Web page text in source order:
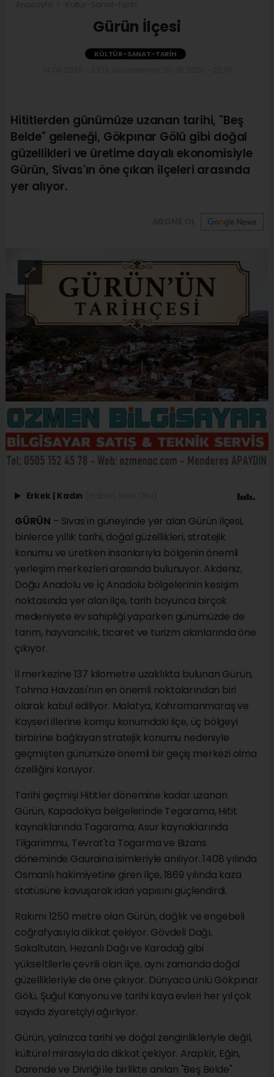
Gürün İlçesi
KÜLTÜR-SANAT-TARIH
Hititlerden günümüze uzanan tarihi, "Beş
Belde" geleneği, Gökpınar Gölü gibi doğal
güzellikleri ve üretime dayalı ekonomisiyle
Gürün, Sivas'ın öne çıkan ilçeleri arasında
yer alıyor.
Erkek | Kadın
GÜRÜN – Sivas'ın güneyinde yer alan Gürün ilçesi,
binlerce yıllık tarihi, doğal güzellikleri, stratejik
konumu ve üretken insanlarıyla bölgenin önemli
yerleşim merkezleri arasında bulunuyor. Akdeniz,
Doğu Anadolu ve İç Anadolu bölgelerinin kesişim
noktasında yer alan ilçe, tarih boyunca birçok
medeniyete ev sahipliği yaparken günümüzde de
tarım, hayvancılık, ticaret ve turizm alanlarında öne
çıkıyor.
İl merkezine 137 kilometre uzaklıkta bulunan Gürün,
Tohma Havzası'nın en önemli noktalarından biri
olarak kabul ediliyor. Malatya, Kahramanmaraş ve
Kayseri illerine komşu konumdaki ilçe, üç bölgeyi
birbirine bağlayan stratejik konumu nedeniyle
geçmişten günümüze önemli bir geçiş merkezi olma
özelliğini koruyor.
Tarihi geçmişi Hititler dönemine kadar uzanan
Gürün, Kapadokya belgelerinde Tegarama, Hitit
kaynaklarında Tagarama, Asur kaynaklarında
Tilgarimmu, Tevrat'ta Togarma ve Bizans
döneminde Gauraina isimleriyle anılıyor. 1408 yılında
Osmanlı hakimiyetine giren ilçe, 1869 yılında kaza
statüsüne kavuşarak idari yapısını güçlendirdi.
Rakımı 1250 metre olan Gürün, dağlık ve engebeli
coğrafyasıyla dikkat çekiyor. Gövdeli Dağı,
Sakaltutan, Hezanlı Dağı ve Karadağ gibi
yükseltilerle çevrili olan ilçe, aynı zamanda doğal
güzellikleriyle de öne çıkıyor. Dünyaca ünlü Gökpınar
Gölü, Şuğul Kanyonu ve tarihi kaya evleri her yıl çok
sayıda ziyaretçiyi ağırlıyor.
Gürün, yalnızca tarihi ve doğal zenginlikleriyle değil,
kültürel mirasıyla da dikkat çekiyor. Arapkir, Eğin,
Darende ve Divriği ile birlikte anılan "Beş Belde"